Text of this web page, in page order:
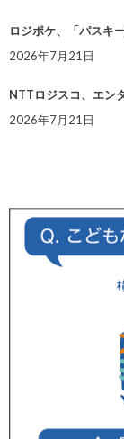
ロジポケ、「パスキ
2026年7月21日
NTTロジスコ、エン
2026年7月21日